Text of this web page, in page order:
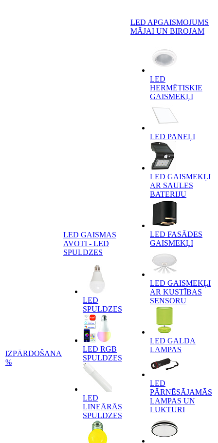
IZPĀRDOŠANA
%
LED GAISMAS
AVOTI - LED
SPULDZES
LED
SPULDZES
LED RGB
SPULDZES
LED
LINEĀRĀS
SPULDZES
LED APGAISMOJUMS
MĀJAI UN BIROJAM
LED
HERMĒTISKIE
GAISMEKĻI
LED PANEĻI
LED GAISMEKĻI
AR SAULES
BATERIJU
LED FASĀDES
GAISMEKĻI
LED GAISMEKĻI
AR KUSTĪBAS
SENSORU
LED GALDA
LAMPAS
LED
PĀRNĒSĀJAMĀS
LAMPAS UN
LUKTURI